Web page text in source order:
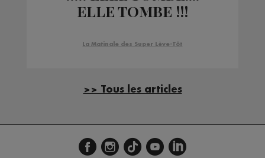
ELLE TOMBE !!!
La Matinale des Super Lève-Tôt
>> Tous les articles